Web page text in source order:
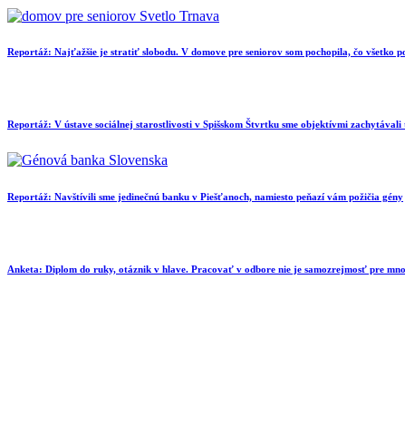
Reportáž: Najťažšie je stratiť slobodu. V domove pre seniorov som pochopila, čo všetko
Reportáž: V ústave sociálnej starostlivosti v Spišskom Štvrtku sme objektívmi zachytávali
Reportáž: Navštívili sme jedinečnú banku v Piešťanoch, namiesto peňazí vám požičia gény
Anketa: Diplom do ruky, otáznik v hlave. Pracovať v odbore nie je samozrejmosť pre